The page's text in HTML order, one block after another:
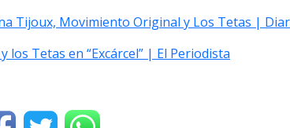
Tijoux, Movimiento Original y Los Tetas |
Tetas en “Excárcel” | El Periodista